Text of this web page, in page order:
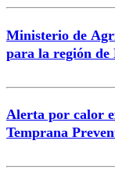
Ministerio de
para la región de
Alerta por calor
Temprana